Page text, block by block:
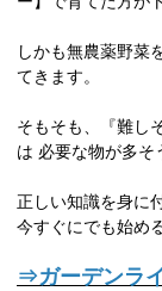
しかも無農薬野菜
てきます。
そもそも、『難し
は 必要な物が多そ
正しい知識を身に
今すぐにでも始め
⇒ガーデンラ